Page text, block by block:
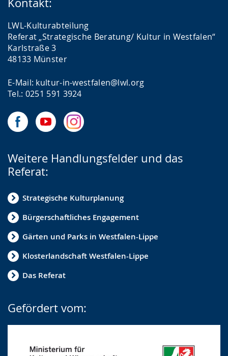
LWL-Kulturabteilung
Referat „Strategische Beratung/ Kultur in Westfalen“
Karlstraße 3
48133 Münster
E-Mail: kultur-in-westfalen@lwl.org
Tel.: 0251 591 3924
Weitere Handlungsfelder und das
Referat:
Strategische Kulturplanung
Bürgerschaftliches Engagement
Gärten und Parks in Westfalen-Lippe
Klosterlandschaft Westfalen-Lippe
Das Referat
Gefördert vom: